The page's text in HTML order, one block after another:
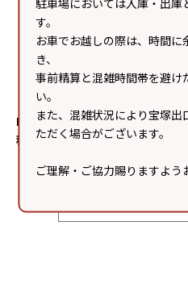
す。
お車でお越しの際は、時間
き、
事前精算と混雑時間帯を避け
い。
また、混雑状況により宝塚
ただく場合がございます。
ご理解・ご協力賜りますよう
RECOMMENDED SHOES
税込¥16,000